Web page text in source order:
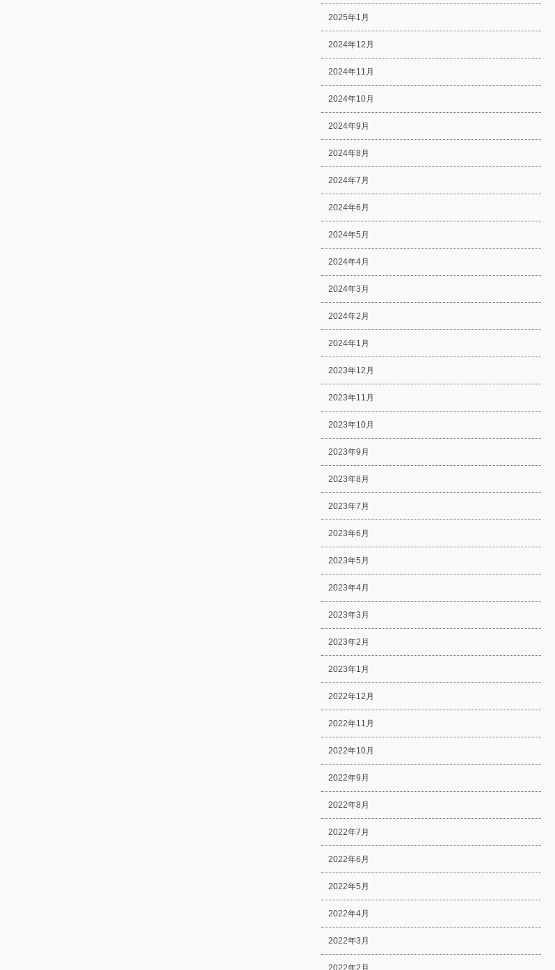
2025年1月
2024年12月
2024年11月
2024年10月
2024年9月
2024年8月
2024年7月
2024年6月
2024年5月
2024年4月
2024年3月
2024年2月
2024年1月
2023年12月
2023年11月
2023年10月
2023年9月
2023年8月
2023年7月
2023年6月
2023年5月
2023年4月
2023年3月
2023年2月
2023年1月
2022年12月
2022年11月
2022年10月
2022年9月
2022年8月
2022年7月
2022年6月
2022年5月
2022年4月
2022年3月
2022年2月